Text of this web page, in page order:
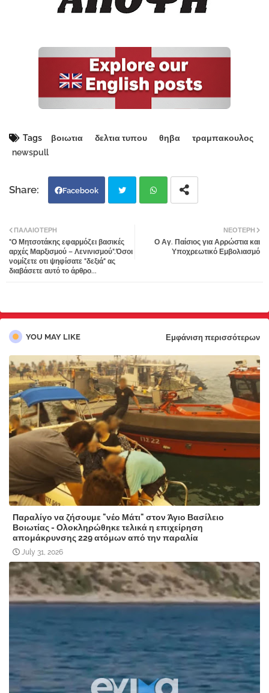
Tags βοιωτια δελτια τυπου θηβα
τραμπακουλος
newspull
Facebook
tter atsa
ΝΕΌΤΕΡΗ
Ο Αγ. Παίσιος για Αρρώστια και
Υποχρεωτικό Εμβολιασμό
ΠΑΛΑΙΌΤΕΡΗ
"Ο Μητσοτάκης εφαρμόζει βασικές
αρχές Μαρξισμού – Λενινισμού".Όσοι
νομίζετε οτι ψηφίσατε "δεξιά" ας
διαβάσετε αυτό το άρθρο...
YOU MAY LIKE Εμφάνιση περισσότερων
Παραλίγο να ζήσουμε "νέο Μάτι" στον Άγιο Βασίλειο
Βοιωτίας - Ολοκληρώθηκε τελικά η επιχείρηση
απομάκρυνσης 229 ατόμων από την παραλία
July 31, 2026